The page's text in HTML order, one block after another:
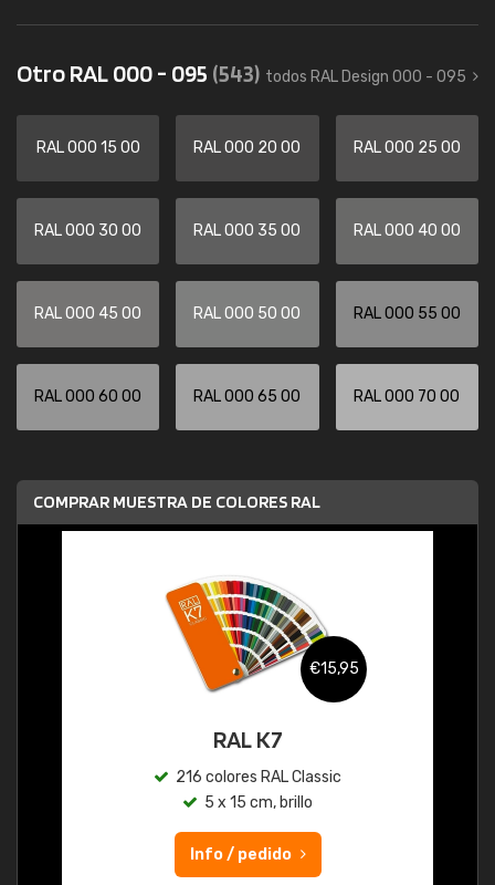
Otro RAL 000 - 095 (543) todos RAL Design 000 - 095
RAL 000 15 00 RAL 000 20 00 RAL 000 25 00
RAL 000 30 00 RAL 000 35 00 RAL 000 40 00
RAL 000 45 00 RAL 000 50 00 RAL 000 55 00
RAL 000 60 00 RAL 000 65 00 RAL 000 70 00
COMPRAR MUESTRA DE COLORES RAL
€15,95
RAL K7
216 colores RAL Classic
5 x 15 cm, brillo
Info / pedido